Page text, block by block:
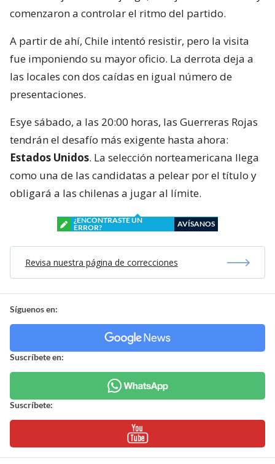
comenzaron a controlar el ritmo del partido.
A partir de ahí, Chile intentó resistir, pero la visita
fue imponiendo su mayor oficio. La derrota deja a
las locales con dos caídas en igual número de
presentaciones.
Esye sábado, a las 20:00 horas, las Guerreras Rojas
tendrán el desafío más exigente hasta ahora:
Estados Unidos. La selección norteamericana llega
como una de las candidatas a pelear por el título y
obligará a las chilenas a jugar al límite.
¿ENCONTRASTE UN
ERROR?
AVÍSANOS
Revisa nuestra página de correcciones
Síguenos en:
Suscríbete en:
Suscríbete: